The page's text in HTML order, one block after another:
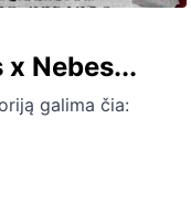
Nebes...
galima čia: